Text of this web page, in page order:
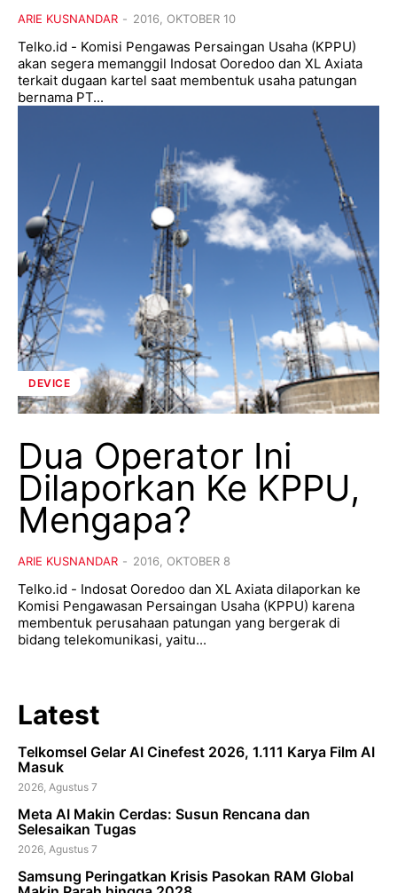
ARIE KUSNANDAR - 2016, OKTOBER 10
Telko.id - Komisi Pengawas Persaingan Usaha (KPPU)
akan segera memanggil Indosat Ooredoo dan XL Axiata
terkait dugaan kartel saat membentuk usaha patungan
bernama PT...
DEVICE
Dua Operator Ini
Dilaporkan Ke KPPU,
Mengapa?
ARIE KUSNANDAR - 2016, OKTOBER 8
Telko.id - Indosat Ooredoo dan XL Axiata dilaporkan ke
Komisi Pengawasan Persaingan Usaha (KPPU) karena
membentuk perusahaan patungan yang bergerak di
bidang telekomunikasi, yaitu...
Latest
Telkomsel Gelar AI Cinefest 2026, 1.111 Karya Film AI
Masuk
2026, Agustus 7
Meta AI Makin Cerdas: Susun Rencana dan
Selesaikan Tugas
2026, Agustus 7
Samsung Peringatkan Krisis Pasokan RAM Global